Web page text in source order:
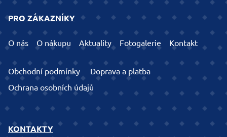
PRO ZÁKAZNÍKY
O nás O nákupu Aktuality Fotogalerie Kontakt
Obchodní podmínky
Doprava a platba
Ochrana osobních údajů
KONTAKTY